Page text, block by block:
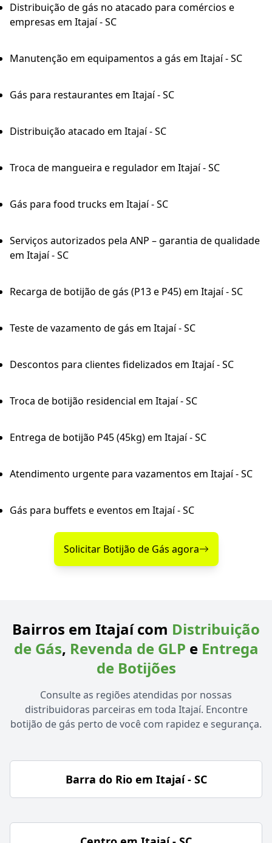
Distribuição de gás no atacado para comércios e
empresas em Itajaí - SC
Manutenção em equipamentos a gás em Itajaí - SC
Gás para restaurantes em Itajaí - SC
Distribuição atacado em Itajaí - SC
Troca de mangueira e regulador em Itajaí - SC
Gás para food trucks em Itajaí - SC
Serviços autorizados pela ANP – garantia de qualidade
em Itajaí - SC
Recarga de botijão de gás (P13 e P45) em Itajaí - SC
Teste de vazamento de gás em Itajaí - SC
Descontos para clientes fidelizados em Itajaí - SC
Troca de botijão residencial em Itajaí - SC
Entrega de botijão P45 (45kg) em Itajaí - SC
Atendimento urgente para vazamentos em Itajaí - SC
Gás para buffets e eventos em Itajaí - SC
Solicitar Botijão de Gás agora
Bairros em Itajaí com Distribuição
de Gás, Revenda de GLP e Entrega
de Botijões
Consulte as regiões atendidas por nossas
distribuidoras parceiras em toda Itajaí. Encontre
botijão de gás perto de você com rapidez e segurança.
Barra do Rio em Itajaí - SC